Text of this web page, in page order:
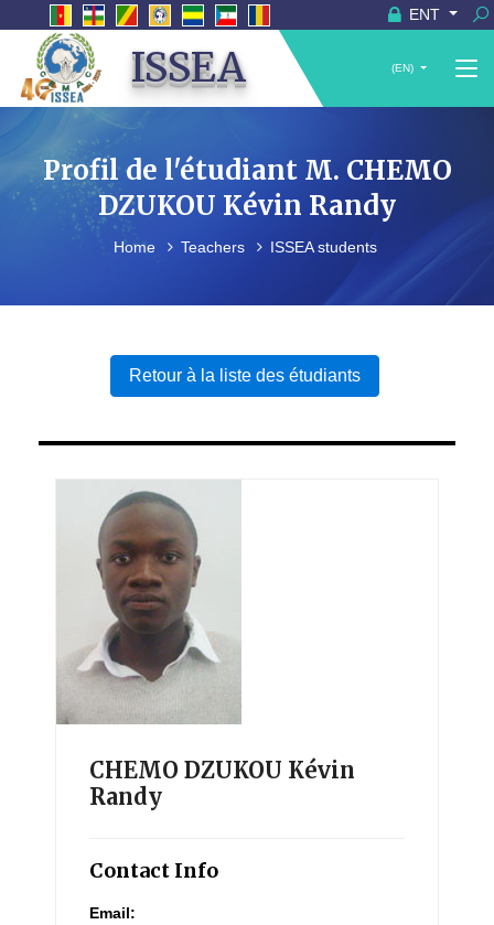
ENT
ISSEA (EN)
Profil de l'étudiant M. CHEMO
DZUKOU Kévin Randy
Home Teachers ISSEA students
Retour à la liste des étudiants
CHEMO DZUKOU Kévin
Randy
Contact Info
Email: